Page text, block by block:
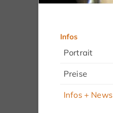
Navigation
überspringen
Infos
Portrait
Preise
Infos + News